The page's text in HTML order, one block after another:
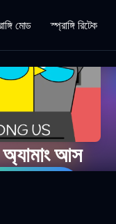
মোড স্প্রাঙ্গি রিটেক
আস